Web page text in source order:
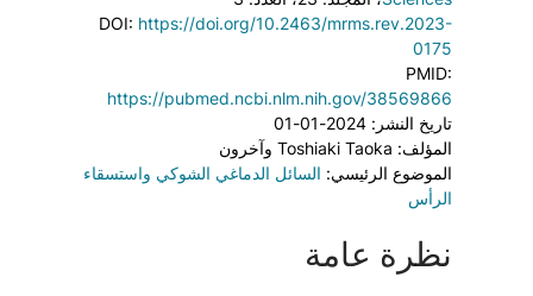
DOI: https://doi.org/10.2463/mrms.rev.2023-
0175
PMID:
https://pubmed.ncbi.nlm.nih.gov/38569866
تاريخ النشر: 2024-01-01
المؤلف: Toshiaki Taoka وآخرون
الموضوع الرئيسي: السائل الدماغي الشوكي واستسقاء
الرأس
نظرة عامة